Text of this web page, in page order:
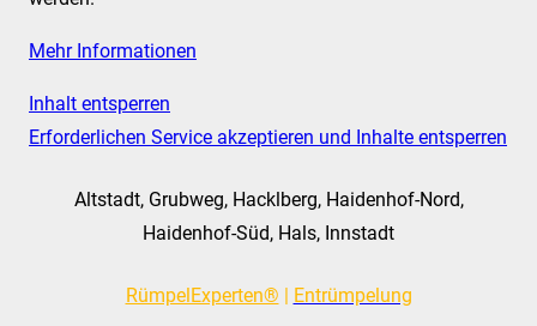
Mehr Informationen
Inhalt entsperren
Erforderlichen Service akzeptieren und Inhalte entsperren
Altstadt, Grubweg, Hacklberg, Haidenhof-Nord,
Haidenhof-Süd, Hals, Innstadt
RümpelExperten® Entrümpelung